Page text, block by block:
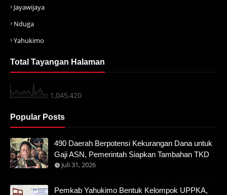
Jayawijaya
Nduga
Yahukimo
Total Tayangan Halaman
1,045,420
Popular Posts
490 Daerah Berpotensi Kekurangan Dana untuk
Gaji ASN, Pemerintah Siapkan Tambahan TKD
Juli 31, 2026
Pemkab Yahukimo Bentuk Kelompok UPPKA,